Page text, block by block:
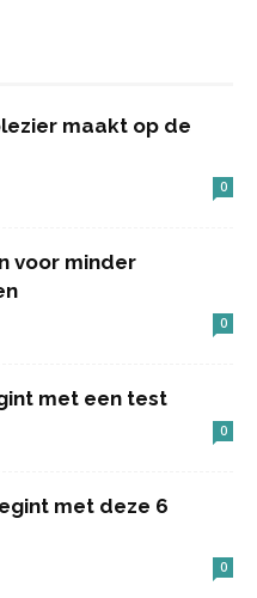
maakt op de
0
voor minder
0
met een test
0
met deze 6
0